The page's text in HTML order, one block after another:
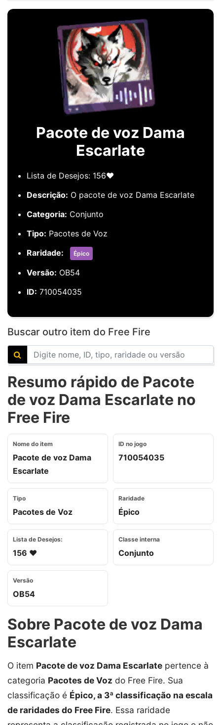
Pacote de voz Dama
Escarlate
Lista de Desejos: 156❤️
Descrição: O pacote de voz Dama Escarlate
Categoria: Conjunto
Tipo: Pacotes de Voz
Raridade:
Épico
Versão: OB54
ID: 710054035
Buscar outro item do Free Fire
Resumo rápido de Pacote
de voz Dama Escarlate no
Free Fire
Nome do item
Pacote de voz Dama
Escarlate
ID no jogo
710054035
Tipo
Pacotes de Voz
Raridade
Épico
Lista de Desejos:
156 ❤️
Classe interna
Conjunto
Versão
OB54
Sobre Pacote de voz Dama
Escarlate
O item Pacote de voz Dama Escarlate pertence à
categoria Pacotes de Voz do Free Fire. Sua
classificação é Épico, a 3ª classificação na escala
de raridades do Free Fire. Essa raridade